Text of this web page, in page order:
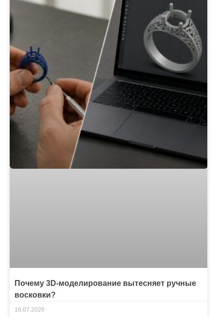
Почему 3D-моделирование вытесняет ручные
восковки?
16.07.2026